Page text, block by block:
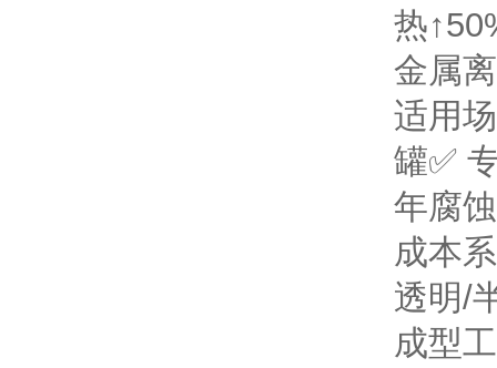
热
金属
适用
罐✅
年腐
成本
透明/
成型